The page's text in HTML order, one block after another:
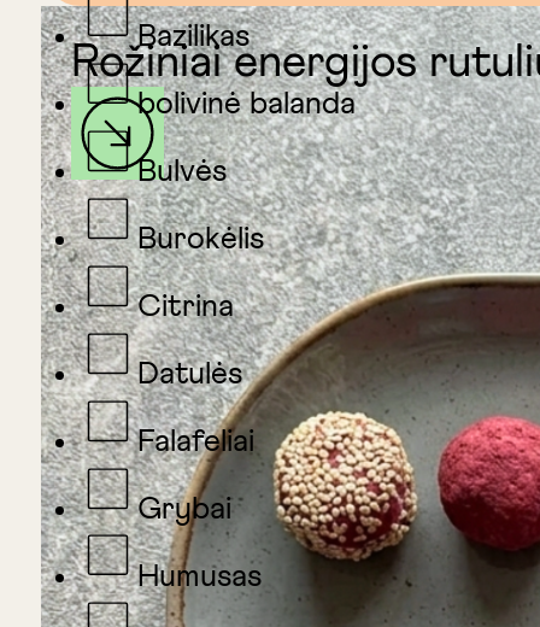
Bazilikas
bolivinė balanda
Bulvės
Burokėlis
Citrina
Datulės
Falafeliai
Grybai
Humusas
Rožiniai energijos